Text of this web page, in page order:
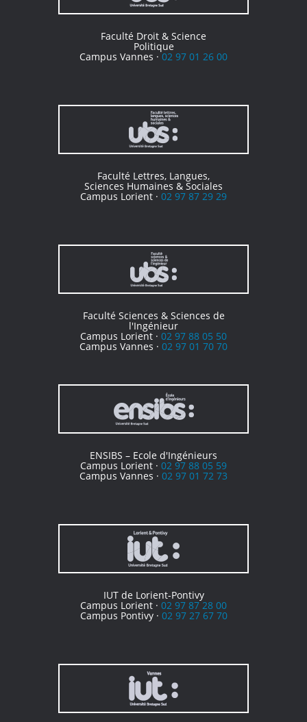
Faculté Droit & Science
Politique
Campus Vannes ·02 97 01 26 00
Faculté Lettres, Langues,
Sciences Humaines & Sociales
Campus Lorient · 02 97 87 29 29
Faculté Sciences & Sciences de
l'Ingénieur
Campus Lorient · 02 97 88 05 50
Campus Vannes · 02 97 01 70 70
ENSIBS – Ecole d'Ingénieurs
Campus Lorient · 02 97 88 05 59
Campus Vannes · 02 97 01 72 73
IUT de Lorient-Pontivy
Campus Lorient · 02 97 87 28 00
Campus Pontivy · 02 97 27 67 70